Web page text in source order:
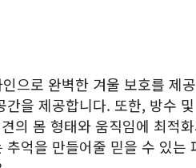
으로 완벽한 겨울 보호를 제
을 제공합니다. 또한, 방수
의 몸 형태와 움직임에 최적
억을 만들어줄 믿을 수 있